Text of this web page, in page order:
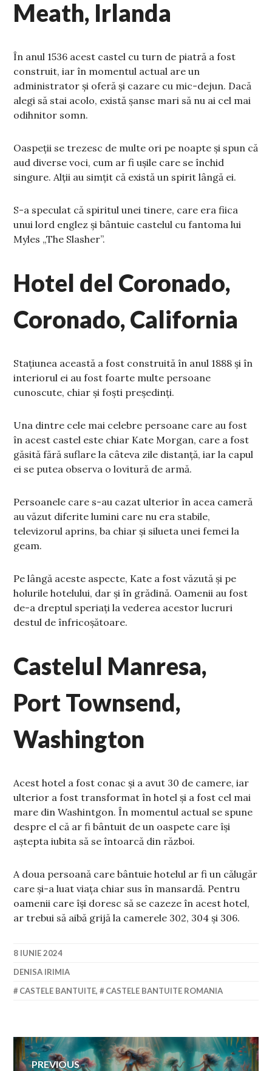
Meath, Irlanda
În anul 1536 acest castel cu turn de piatră a fost
construit, iar în momentul actual are un
administrator și oferă și cazare cu mic-dejun. Dacă
alegi să stai acolo, există șanse mari să nu ai cel mai
odihnitor somn.
Oaspeții se trezesc de multe ori pe noapte și spun că
aud diverse voci, cum ar fi ușile care se închid
singure. Alții au simțit că există un spirit lângă ei.
S-a speculat că spiritul unei tinere, care era fiica
unui lord englez și bântuie castelul cu fantoma lui
Myles „The Slasher”.
Hotel del Coronado,
Coronado, California
Stațiunea această a fost construită în anul 1888 și în
interiorul ei au fost foarte multe persoane
cunoscute, chiar și foști președinți.
Una dintre cele mai celebre persoane care au fost
în acest castel este chiar Kate Morgan, care a fost
găsită fără suflare la câteva zile distanță, iar la capul
ei se putea observa o lovitură de armă.
Persoanele care s-au cazat ulterior în acea cameră
au văzut diferite lumini care nu era stabile,
televizorul aprins, ba chiar și silueta unei femei la
geam.
Pe lângă aceste aspecte, Kate a fost văzută și pe
holurile hotelului, dar și în grădină. Oamenii au fost
de-a dreptul speriați la vederea acestor lucruri
destul de înfricoșătoare.
Castelul Manresa,
Port Townsend,
Washington
Acest hotel a fost conac și a avut 30 de camere, iar
ulterior a fost transformat în hotel și a fost cel mai
mare din Washintgon. În momentul actual se spune
despre el că ar fi bântuit de un oaspete care își
aștepta iubita să se întoarcă din război.
A doua persoană care bântuie hotelul ar fi un călugăr
care și-a luat viața chiar sus în mansardă. Pentru
oamenii care își doresc să se cazeze în acest hotel,
ar trebui să aibă grijă la camerele 302, 304 și 306.
8 IUNIE 2024
DENISA IRIMIA
CASTELE BANTUITE, CASTELE BANTUITE ROMANIA
Navigare
PREVIOUS